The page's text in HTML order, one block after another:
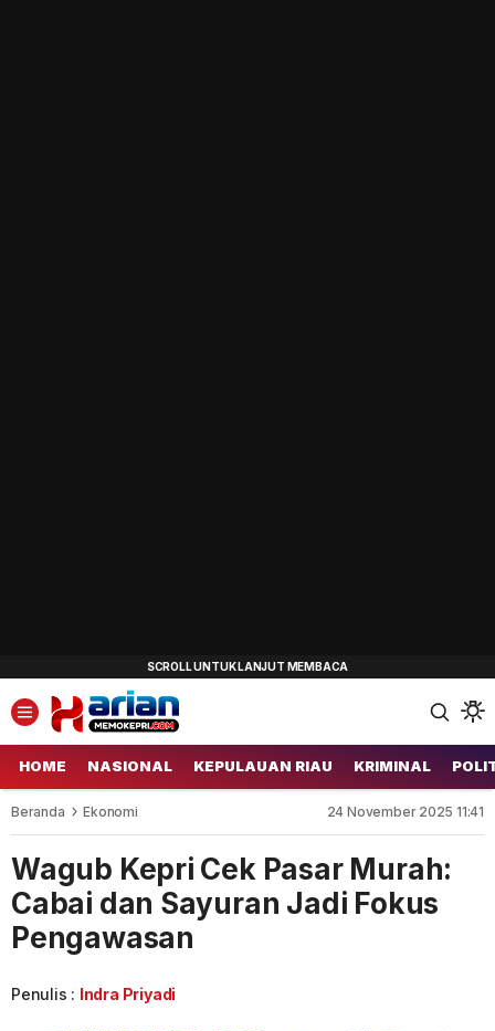
HOME NASIONAL KEPULAUAN RIAU KRIMINAL
Beranda Ekonomi 24 November 2025 11:41
Wagub Kepri Cek Pasar Murah:
Cabai dan Sayuran Jadi Fokus
Pengawasan
Penulis : Indra Priyadi